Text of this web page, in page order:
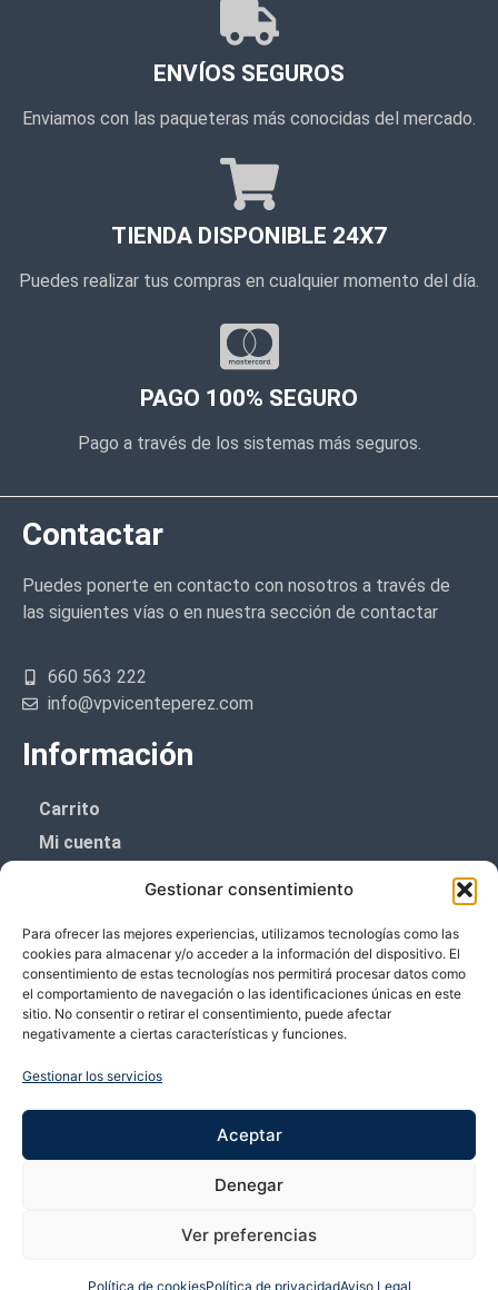
Gestionar consentimiento
Para ofrecer las mejores experiencias, utilizamos tecnologías como las
cookies para almacenar y/o acceder a la información del dispositivo. El
consentimiento de estas tecnologías nos permitirá procesar datos como
el comportamiento de navegación o las identificaciones únicas en este
sitio. No consentir o retirar el consentimiento, puede afectar
negativamente a ciertas características y funciones.
Gestionar los servicios
Aceptar
Denegar
Ver preferencias
Política de cookiesPolítica de privacidadAviso Legal
ENVÍOS SEGUROS
Enviamos con las paqueteras más conocidas del mercado.
TIENDA DISPONIBLE 24X7
Puedes realizar tus compras en cualquier momento del día.
PAGO 100% SEGURO
Pago a través de los sistemas más seguros.
Contactar
Puedes ponerte en contacto con nosotros a través de
las siguientes vías o en nuestra sección de contactar
660 563 222
info@vpvicenteperez.com
Información
Carrito
Mi cuenta
Política de cookies (UE)
Boletín de noticias
¡¡Suscríbete y prometemos no dar mucho el
Te enviaremos sólo cosas importantes.